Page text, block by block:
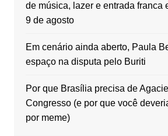
de música, lazer e entrada franca
9 de agosto
Em cenário ainda aberto, Paula
espaço na disputa pelo Buriti
Por que Brasília precisa de
Congresso (e por que você
por meme)